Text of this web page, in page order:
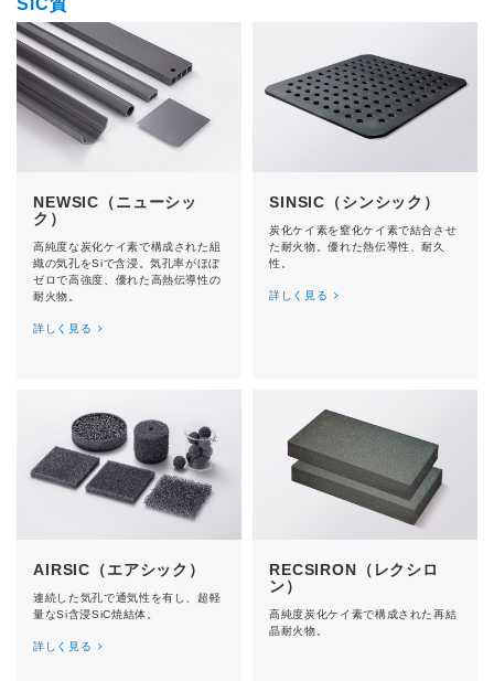
SiC質
NEWSIC（ニューシッ
ク）
高純度な炭化ケイ素で構成された組
織の気孔をSiで含浸。気孔率がほぼ
ゼロで高強度、優れた高熱伝導性の
耐火物。
詳しく見る
SINSIC（シンシック）
炭化ケイ素を窒化ケイ素で結合させ
た耐火物。優れた熱伝導性、耐久
性。
詳しく見る
AIRSIC（エアシック）
連続した気孔で通気性を有し、超軽
量なSi含浸SiC焼結体。
詳しく見る
RECSIRON（レクシロ
ン）
高純度炭化ケイ素で構成された再結
晶耐火物。